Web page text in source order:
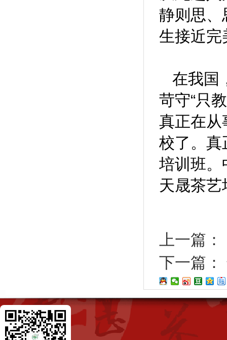
静则思、
生接近完
在我国
苛守“只
真正在从
校了。真
培训班。
天晟茶
上一篇：
下一篇：